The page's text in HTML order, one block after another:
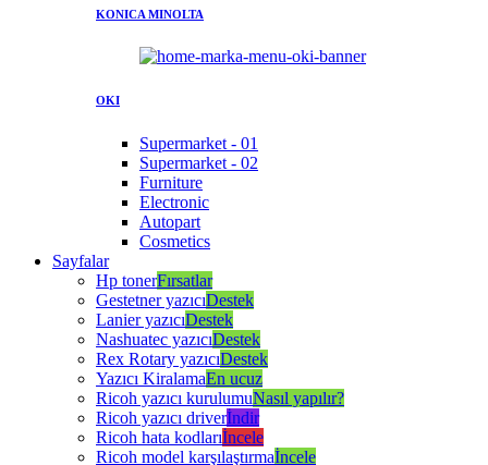
KONICA MINOLTA
OKI
Supermarket - 01
Supermarket - 02
Furniture
Electronic
Autopart
Cosmetics
Sayfalar
Hp tonerFırsatlar
Gestetner yazıcıDestek
Lanier yazıcıDestek
Nashuatec yazıcıDestek
Rex Rotary yazıcıDestek
Yazıcı KiralamaEn ucuz
Ricoh yazıcı kurulumuNasıl yapılır?
Ricoh yazıcı driverİndir
Ricoh hata kodlarıİncele
Ricoh model karşılaştırmaİncele